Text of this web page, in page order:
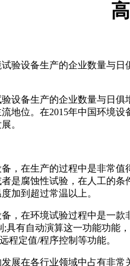
试验设备生产的企业数量与
备生产的企业数量与日俱
地位。在2015年中国环境
。
在生产的过程中是非常值
是腐蚀性试验，在人工的
加到超过常温以上。
在环境试验过程中是一款
;具有自动演算这一功能功
程定值/程序控制等功能。
发展在各行业领域中占有非